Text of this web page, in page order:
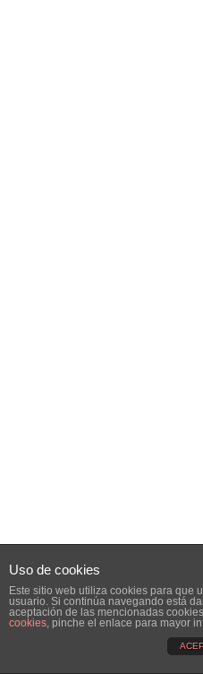
Uso de cookies
Este sitio web utiliza cookies para que
usuario. Si continúa navegando está
aceptación de las mencionadas
cookies, pinche el enlace para mayor